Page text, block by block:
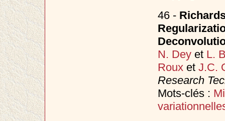
46 -
N. Deyet L.
Rouxet J.C.
Research
Mots-clés :